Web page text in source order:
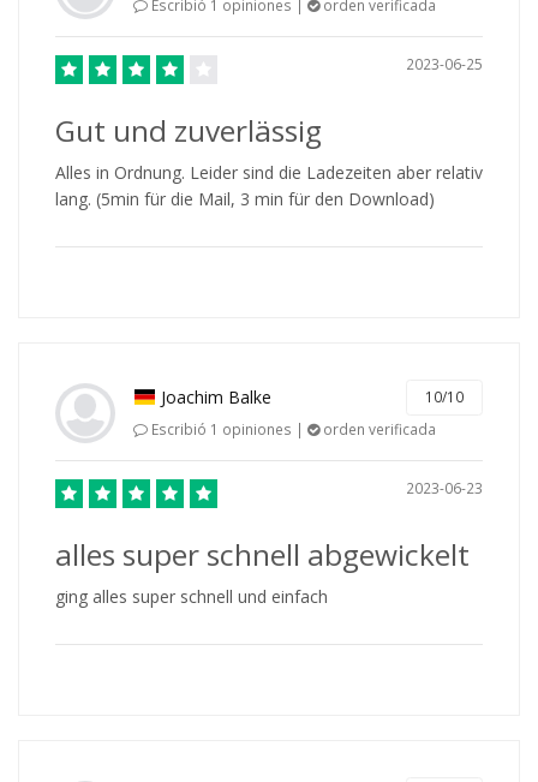
Escribió 1 opiniones |
orden verificada
2023-06-25
Gut und zuverlässig
Alles in Ordnung. Leider sind die Ladezeiten aber relativ
lang. (5min für die Mail, 3 min für den Download)
Joachim Balke
10/10
Escribió 1 opiniones |
orden verificada
2023-06-23
alles super schnell abgewickelt
ging alles super schnell und einfach